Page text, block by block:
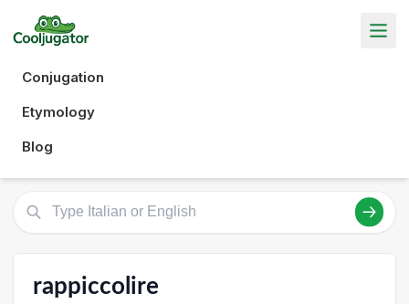
Conjugation
Etymology
Blog
rappiccolire